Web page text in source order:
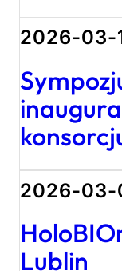
2026-03-
2026-03-
Lublin